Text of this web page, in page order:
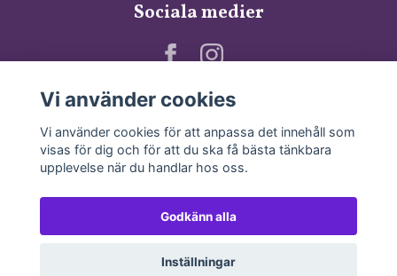
Sociala medier
© 2026 Angels and Stuff–Powered by Quickbutik
Vi använder cookies
Vi använder cookies för att anpassa det innehåll som
visas för dig och för att du ska få bästa tänkbara
upplevelse när du handlar hos oss.
Godkänn alla
Inställningar